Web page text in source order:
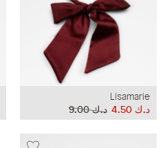
Lisamarie
د.ك‏ 9.00
د.ك‏ 4.50